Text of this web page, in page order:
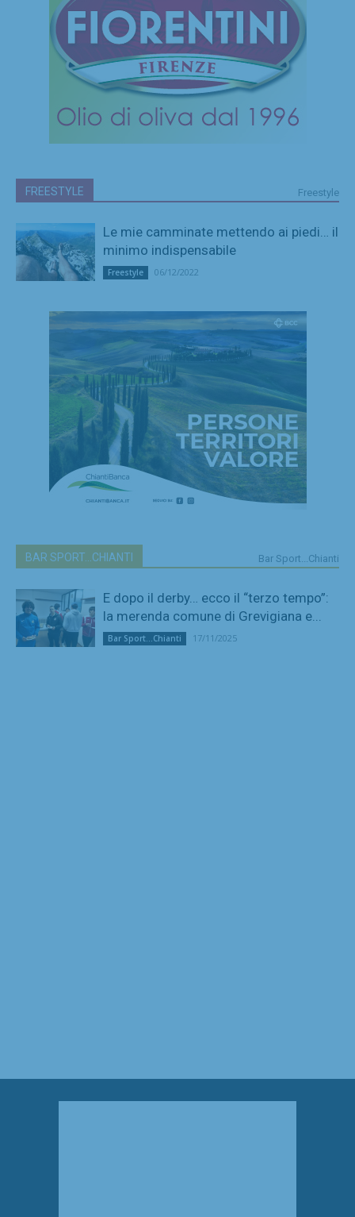
FREESTYLE Freestyle
Le mie camminate mettendo ai piedi… il
minimo indispensabile
Freestyle 06/12/2022
BAR SPORT...CHIANTI Bar Sport...Chianti
E dopo il derby… ecco il “terzo tempo”:
la merenda comune di Grevigiana e...
Bar Sport...Chianti 17/11/2025